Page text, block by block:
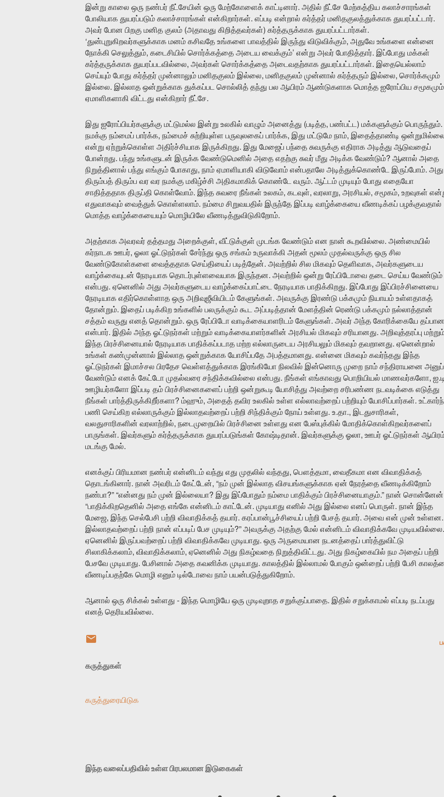
இன்று காலை ஒரு நண்பர் நீட்சேயின் ஒரு மேற்கோளைக் காட்டினார். அதில் நீட்சே மேற்கத்திய கலாச்சாரங்கள்
போலியாக துயரப்படும் கலாச்சாரங்கள் என்கிறார்கள். எப்படி என்றால் கர்த்தர் மனிதகுலத்துக்காக துயரப்பட்டார்.
அவர் போன பிறகு மனித குலம் (அதாவது கிறித்தவர்கள்) கர்த்தருக்காக துயரப்பட்டார்கள்.
‘துன்புறுகிறவர்களுக்காக மனம் கசிவதே உங்களை பாவத்தில் இருந்து விடுவிக்கும், அதுவே உங்களை என்னை
நோக்கி செலுத்தும், கடைசியில் சொர்க்கத்தை அடைய வைக்கும்’ என்று அவர் போதித்தார். இப்போது மக்கள்
கர்த்தருக்காக துயரப்படவில்லை, அவர்கள் சொர்க்கத்தை அடைவதற்காக துயரப்பட்டார்கள். இதையெல்லாம்
செய்யும் போது கர்த்தர் முன்னாலும் மனிதகுலம் இல்லை, மனிதகுலம் முன்னால் கர்த்தரும் இல்லை, சொர்க்கமும்
இல்லை. இல்லாத ஒன்றுக்காக துக்கப்பட சொல்லித் தந்து பல ஆயிரம் ஆண்டுகளாக மொத்த ஐரோப்பிய சமூகமும்
ஏமாளிகளாகி விட்டது என்கிறார் நீட்சே.
இது ஐரோப்பியர்களுக்கு மட்டுமல்ல இன்று உலகில் வாழும் அனைத்து (படித்த, பண்பட்ட ) மக்களுக்கும் பொருந்தும்.
நமக்கு நம்மைப் பார்க்க, நம்மைச் சுற்றியுள்ள பருவுலகைப் பார்க்க, இது மட்டுமே நாம், இதைத்தாண்டி
என்று ஏற்றுக்கொள்ள அதிர்ச்சியாக இருக்கிறது. இது மேஜைப் பந்தை சுவருக்கு எதிராக அடித்து ஆடுவதைப்
போன்றது. பந்து உங்களுடன் இருக்க வேண்டுமெனில் அதை எதற்கு சுவர் மீது அடிக்க வேண்டும்? ஆனால் அதை
நிறுத்தினால் பந்து எங்கும் போகாது, நாம் ஏமாளியாகி விடுவோம் என்பதாலே அடித்துக்கொண்டே இருப்போம். அது
திரும்பத் திரும்ப வர வர நமக்கு மகிழ்ச்சி அதிகமாகிக் கொண்டே வரும். ஆட்டம் முடியும் போது எதையோ
சாதித்ததாக திருப்தி கொள்வோம். இந்த சுவரை நீங்கள் உலகம், கடவுள், வரலாறு, அரசியல், சமூகம், உறவுகள்
எதுவாகவும் வைத்துக் கொள்ளலாம். நம்மை சிறுவயதில் இருந்தே இப்படி வாழ்க்கையை வீணடிக்கப் பழக்குவதால்
மொத்த வாழ்க்கையையும் மொழியிலே வீணடித்துவிடுகிறோம்.
அதற்காக அவரவர் தத்தமது அறைக்குள், வீட்டுக்குள் முடங்க வேண்டும் என நான் கூறவில்லை. அண்மையில்
கர்நாடக ஊபர், ஓலா ஓட்டுநர்கள் சேர்ந்து ஒரு சங்கம் உருவாக்கி அதன் மூலம் முதல்வருக்கு ஒரு சில
வேண்டுகோள்களை வைத்ததாக செய்தியைப் படித்தேன். அவற்றில் சில மிகவும் தெளிவாக, அவர்களுடைய
வாழ்க்கையுடன் நேரடியாக தொடர்புள்ளவையாக இருந்தன. அவற்றில் ஒன்று ரேப்பிடோவை தடை செய்ய வேண்டும்
என்பது. ஏனெனில் அது அவர்களுடைய வாழ்க்கைப்பாட்டை நேரடியாக பாதிக்கிறது. இப்போது இப்பிரச்சினையை
நேரடியாக எதிர்கொள்ளாத ஒரு அறிவுஜீவியிடம் கேளுங்கள். அவருக்கு இரண்டு பக்கமும் நியாயம் உள்ளதாகத்
தோன்றும். இதைப் படிக்கிற உங்களில் பலருக்கும் கூட அப்படித்தான் மேளத்தின் ரெண்டு பக்கமும் நல்லாத்தான்
சத்தம் வருது எனத் தொன்றும். ஒரு ரேப்பிடோ வாடிக்கையாளரிடம் கேளுங்கள். அவர் அந்த கோரிக்கையே
என்பார். இதில் அந்த ஓட்டுநர்கள் மற்றும் வாடிக்கையாளர்களின் அரசியல் மிகவும் சரியானது. அறிவுத்தரப்பு
இந்த பிரச்சினையால் நேரடியாக பாதிக்கப்படாத மற்ற எல்லாருடைய அரசியலும் மிகவும் தவறானது. ஏனென்றால்
உங்கள் கண்முன்னால் இல்லாத ஒன்றுக்காக யோசிப்பதே அபத்தமானது. என்னை மிகவும் கவர்ந்தது இந்த
ஓட்டுநர்கள் இமாச்சல பிரதேச வெள்ளத்துக்காக இரங்கியோ நிலவில் இன்னொரு முறை நாம் சந்திராயனை
வேண்டும் எனக் கேட்டோ முதல்வரை சந்திக்கவில்லை என்பது. நீங்கள் எங்காவது பொறியியல் மாணவர்களோ, ஐ.
ஊழியர்களோ இப்படி தம் பிரச்சினைகளைப் பற்றி ஒன்றுகூடி யோசித்து அவற்றை சரிபண்ண நடவடிக்கை எடுத்து
நீங்கள் பார்த்திருக்கிறீர்களா? ம்ஹும், அதைத் தவிர உலகில் உள்ள எல்லாவற்றைப் பற்றியும் யோசிப்பார்கள்.
பணி செய்கிற எல்லாருக்கும் இல்லாதவற்றைப் பற்றி சிந்திக்கும் நோய் உள்ளது. உ.தா., இடதுசாரிகள்,
வலதுசாரிகளின் வரலாற்றில், நடைமுறையில் பிரச்சினை உள்ளது என பேஸ்புக்கில் மோதிக்கொள்கிறவர்களைப்
பாருங்கள். இவர்களும் கர்த்தருக்காக துயரப்படுங்கள் கோஷ்டிதான். இவர்களுக்கு ஓலா, ஊபர் ஓட்டுநர்கள்
மடங்கு மேல்.
எனக்குப் பிரியமான நண்பர் என்னிடம் வந்து எது முதலில் வந்தது, பௌத்தமா, வைதீகமா என விவாதிக்கத்
தொடங்கினார். நான் அவரிடம் கேட்டேன், “நம் முன் இல்லாத விசயங்களுக்காக ஏன் நேரத்தை வீணடிக்கிறோம்
நண்பா?” “என்னது நம் முன் இல்லையா? இது இப்போதும் நம்மை பாதிக்கும் பிரச்சினையாகும்.” நான் சொன்னேன்
“பாதிக்கிறதெனில் அதை எங்கே என்னிடம் காட்டேன். முடியாது எனில் அது இல்லை எனப் பொருள். நான் இந்த
மேஜை, இந்த செல்பேசி பற்றி விவாதிக்கத் தயார். கரப்பான்பூச்சியைப் பற்றி பேசத் தயார். அவை என் முன் உள்ளன.
இல்லாதவற்றைப் பற்றி நான் எப்படிப் பேச முடியும்?” அவருக்கு அதற்கு மேல் என்னிடம் விவாதிக்கவே முடியவில்லை.
ஏனெனில் இருப்பவற்றைப் பற்றி விவாதிக்கவே முடியாது. ஒரு அருமையான நடனத்தைப் பார்த்துவிட்டு
சிலாகிக்கலாம், விவாதிக்கலாம், ஏனெனில் அது நிகழ்வதை நிறுத்திவிட்டது. அது நிகழ்கையில் நம அதைப் பற்றி
பேசவே முடியாது. பேசினால் அதை கவனிக்க முடியாது. காலத்தில் இல்லாமல் போகும் ஒன்றைப் பற்றி பேசி
வீணடிப்பதற்கே மொழி எனும் டில்டோவை நாம் பயன்படுத்துகிறோம்.
ஆனால் ஒரு சிக்கல் உள்ளது - இந்த மொழியே ஒரு முடிவுறாத சறுக்குப்பாதை. இதில் சறுக்காமல் எப்படி நடப்பது
எனத் தெரியவில்லை.
கருத்துகள்
கருத்துரையிடுக
இந்த வலைப்பதிவில் உள்ள பிரபலமான இடுகைகள்